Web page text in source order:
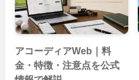
アコーディアWeb｜料
金・特徴・注意点を公式